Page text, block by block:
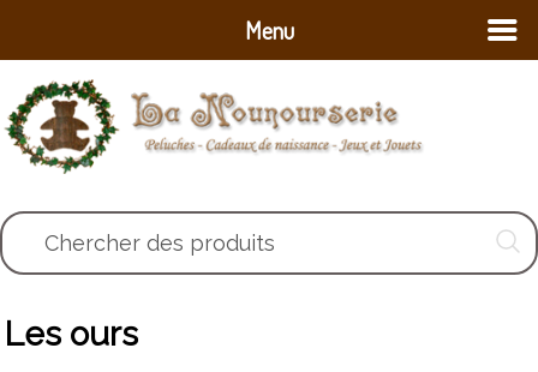
Chercher des produits
Les ours
Menu